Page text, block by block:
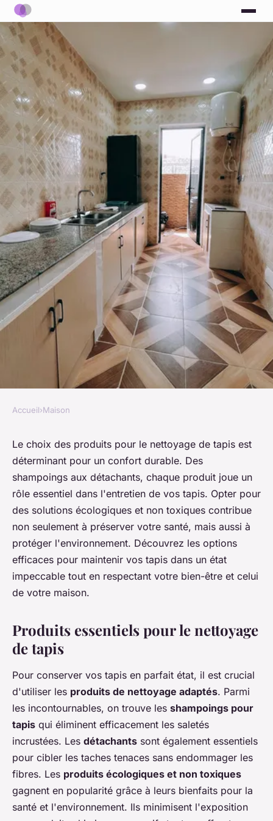
Nettoyage de tapis les produits
essentiels pour un confort
durable
Célia •24 octobre 2024•3 min de lecture
Accueil›Maison
Le choix des produits pour le nettoyage de tapis est
déterminant pour un confort durable. Des
shampoings aux détachants, chaque produit joue un
rôle essentiel dans l'entretien de vos tapis. Opter pour
des solutions écologiques et non toxiques contribue
non seulement à préserver votre santé, mais aussi à
protéger l'environnement. Découvrez les options
efficaces pour maintenir vos tapis dans un état
impeccable tout en respectant votre bien-être et celui
de votre maison.
Produits essentiels pour le nettoyage
de tapis
Pour conserver vos tapis en parfait état, il est crucial
d'utiliser les produits de nettoyage adaptés. Parmi
les incontournables, on trouve les shampoings pour
tapis qui éliminent efficacement les saletés
incrustées. Les détachants sont également essentiels
pour cibler les taches tenaces sans endommager les
fibres. Les produits écologiques et non toxiques
gagnent en popularité grâce à leurs bienfaits pour la
santé et l'environnement. Ils minimisent l'exposition